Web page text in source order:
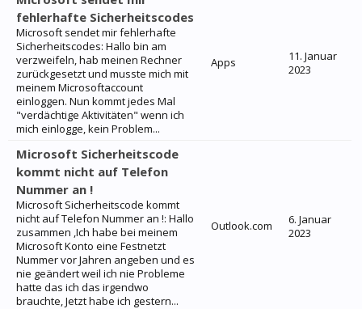
fehlerhafte Sicherheitscodes
Microsoft sendet mir fehlerhafte
Sicherheitscodes: Hallo bin am
verzweifeln, hab meinen Rechner
zurückgesetzt und musste mich mit
meinem Microsoftaccount
einloggen. Nun kommt jedes Mal
"verdächtige Aktivitäten" wenn ich
mich einlogge, kein Problem...
Apps
11. Januar
2023
Microsoft Sicherheitscode
kommt nicht auf Telefon
Nummer an !
Microsoft Sicherheitscode kommt
nicht auf Telefon Nummer an !: Hallo
zusammen ,Ich habe bei meinem
Microsoft Konto eine Festnetzt
Nummer vor Jahren angeben und es
nie geändert weil ich nie Probleme
hatte das ich das irgendwo
brauchte, Jetzt habe ich gestern...
Outlook.com
6. Januar
2023